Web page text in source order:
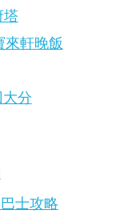
軒晚飯
分
士攻略